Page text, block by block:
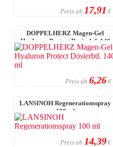
Preis ab 17,91 €
DOPPELHERZ Magen-Gel
Hyaluron Protect Dosierbtl. 140
ml
Preis ab 6,26 €
LANSINOH Regenerationsspray
100 ml
Preis ab 14,39 €